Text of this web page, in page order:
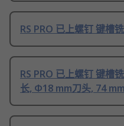
RS PRO 已上螺钉 键槽
RS PRO 已上螺钉 键槽
长, Φ18 mm刀头, 74